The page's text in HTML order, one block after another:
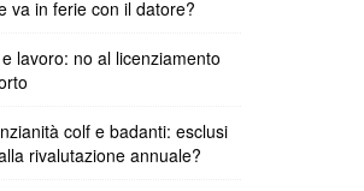
va in ferie con il datore?
lavoro: no al licenziamento
colf e badanti: esclusi
rivalutazione annuale?